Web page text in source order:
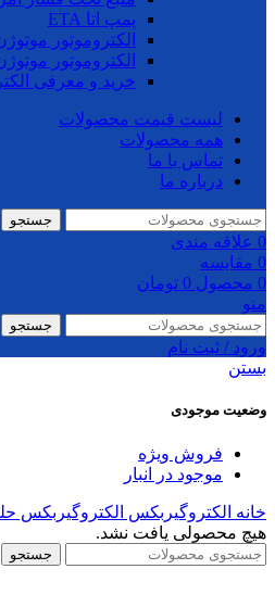
پمپ اتا ETA
الکتروموتور
الکتروموتور
خرید و معرفی
لیست قیمت محصولات
همه محصولات
تماس با ما
درباره ما
جستجو
0 علاقه مندی
0 مقایسه
0 محصول 0 تومان
منو
جستجو
ورود / ثبت نام
بستن
وضعیت موجودی
فروش ویژه
موجود در انبار
خانه الکتروگیربکس الکتروگیربکس
هیچ محصولی یافت نشد.
جستجو